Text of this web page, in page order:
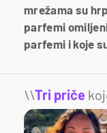
mrežama su
parfemi
parfemi i koje
\\Tri priče